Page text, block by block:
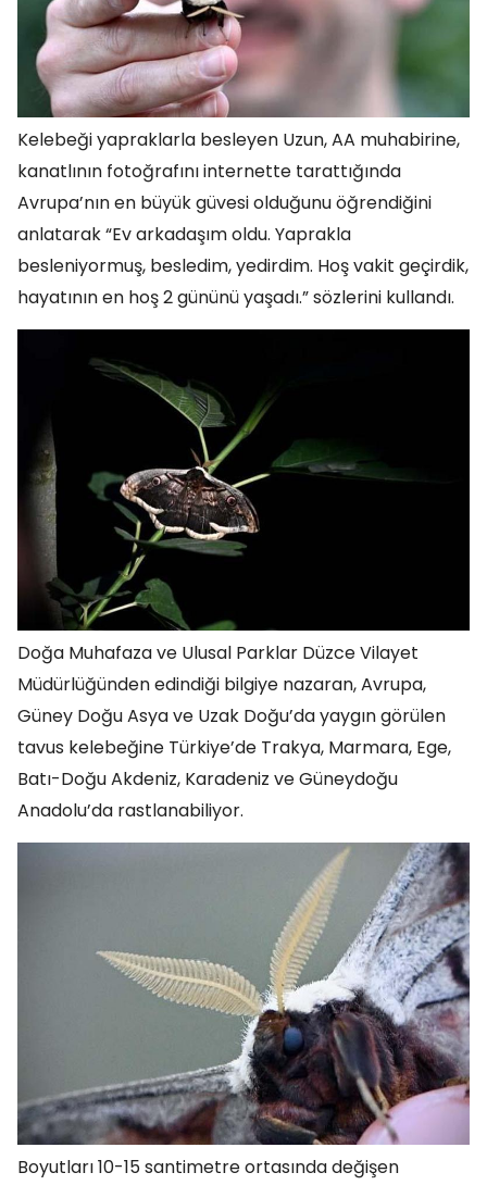
Kelebeği yapraklarla besleyen Uzun, AA muhabirine,
kanatlının fotoğrafını internette tarattığında
Avrupa’nın en büyük güvesi olduğunu öğrendiğini
anlatarak “Ev arkadaşım oldu. Yaprakla
besleniyormuş, besledim, yedirdim. Hoş vakit geçirdik,
hayatının en hoş 2 gününü yaşadı.” sözlerini kullandı.
Doğa Muhafaza ve Ulusal Parklar Düzce Vilayet
Müdürlüğünden edindiği bilgiye nazaran, Avrupa,
Güney Doğu Asya ve Uzak Doğu’da yaygın görülen
tavus kelebeğine Türkiye’de Trakya, Marmara, Ege,
Batı-Doğu Akdeniz, Karadeniz ve Güneydoğu
Anadolu’da rastlanabiliyor.
Boyutları 10-15 santimetre ortasında değişen